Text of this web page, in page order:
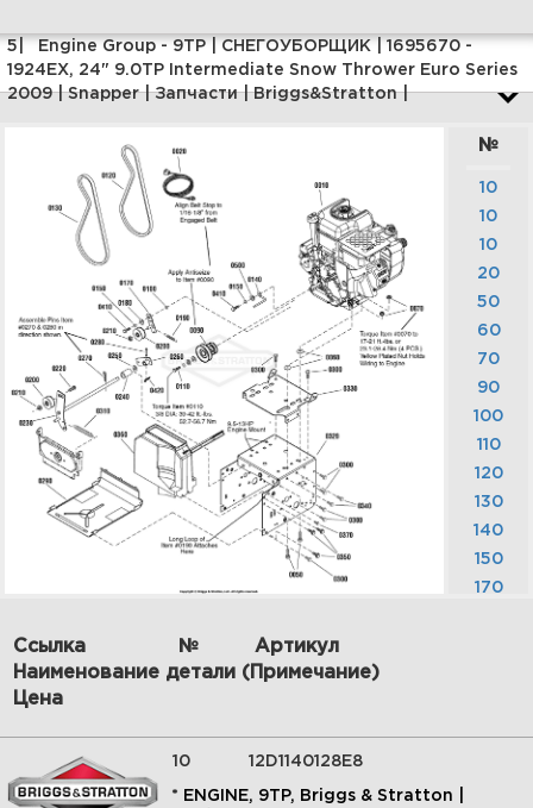
7| Handles & Controls Group -
Steel Dash | СНЕГОУБОРЩИК |
1695670 - 1924EX, 24" 9.0TP
Intermediate Snow Thrower
Euro Series 2009 | Snapper |
Запчасти | Briggs&Stratton |
Увеличить
Intermediate Snow Thrower
Euro Series 2009 | Snapper |
Запчасти | Briggs&Stratton |
5| Engine Group - 9TP | СНЕГОУБОРЩИК | 1695670 -
1924EX, 24" 9.0TP Intermediate Snow Thrower Euro Series
2009 | Snapper | Запчасти | Briggs&Stratton |
№
10
10
10
20
50
60
70
90
100
110
120
130
140
150
170
Ссылка №
Артикул
Наименование детали (Примечание)
Цена
10 12D1140128E8
* ENGINE, 9TP, Briggs & Stratton |